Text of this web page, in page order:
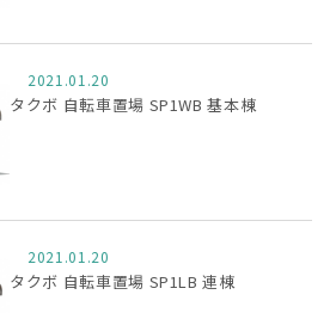
2021.01.20
タクボ 自転車置場 SP1WB 基本棟
2021.01.20
タクボ 自転車置場 SP1LB 連棟